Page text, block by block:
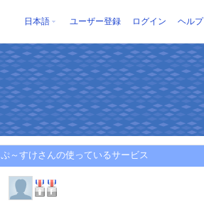
日本語 ユーザー登録 ログイン ヘルプ
ぷ～すけさんの使っているサービス